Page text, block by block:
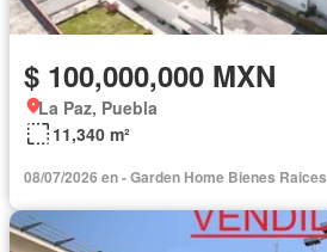
$ 100,000,000 MXN
La Paz, Puebla
11,340 m²
08/07/2026 en - Garden Home Bienes Rai­ces